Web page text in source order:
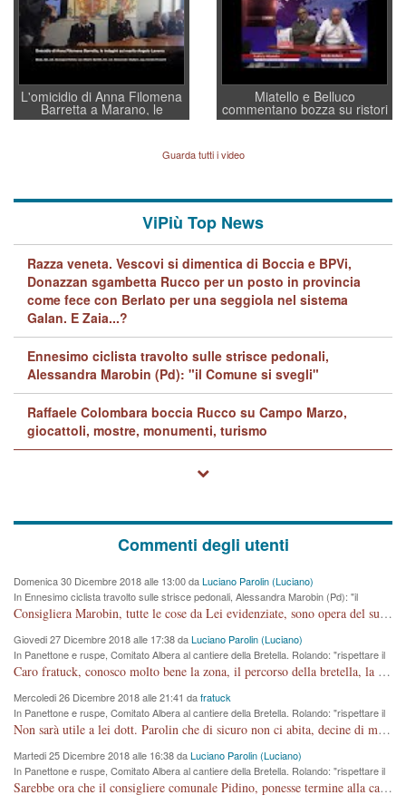
L'omicidio di Anna Filomena
Barretta a Marano, le
indagini dei carabinieri di
Lavarra: più avvincenti di
quelle di... Barbara D'Urso
Miatello e Belluco
commentano bozza su ristori
BPVi e Veneto Banca
Guarda tutti i video
ViPiù Top News
Razza veneta. Vescovi si dimentica di Boccia e BPVi,
Donazzan sgambetta Rucco per un posto in provincia
come fece con Berlato per una seggiola nel sistema
Galan. E Zaia...?
Ennesimo ciclista travolto sulle strisce pedonali,
Alessandra Marobin (Pd): "il Comune si svegli"
Raffaele Colombara boccia Rucco su Campo Marzo,
giocattoli, mostre, monumenti, turismo
Commenti degli utenti
Domenica 30 Dicembre 2018 alle 13:00 daLuciano Parolin (Luciano)
In Ennesimo ciclista travolto sulle strisce pedonali, Alessandra Marobin (Pd): "il
Comune si svegli"
Consigliera Marobin, tutte le cose da Lei evidenziate, sono opera del suo ex Assessore e compagno di Partito Antonio Marco Dalla Pozza Assessore alla "progettazione" di piste ciclabili e altre porcherie. A lui manderei il conto da saldare per incidenti e danni alle persone. E' ora che "finiamola." Avete perso rassegnatevi. qui IL SINDACO RUCCO NON C'ENTRA PER NIENTE. CAPITO!!!!!!!! Amen.
Giovedi 27 Dicembre 2018 alle 17:38 daLuciano Parolin (Luciano)
In Panettone e ruspe, Comitato Albera al cantiere della Bretella. Rolando: "rispettare il
cronoprogramma"
Caro fratuck, conosco molto bene la zona, il percorso della bretella, la situazione dei cittadini, abito in Viale Trento. A partire dal 2003 ho partecipato al Comitato di Maddalene pro bretella, e a riunioni propositive per apportare modifiche al progetto. Numerose mie foto del territorio sono arrivate a Roma, altri miei interventi (non graditi dalla Sx) sono stati pubblicati dal GdV, assieme ad altri come Ciro Asproso, ora favorevole alla bretella. Ho partecipato alla raccolta firme per la chiusura della strada x 5 giorni eseguita dal Sindaco Hullwech per sforamento 180 Micro/g. Pertanto come impegno per la tematica sono apposto con la coscienza. Ora il Progetto è partito, fine! Voglio dire che la nuova Giunta "comunale" non c'entra più. L'opera sarà "malauguratamente" eseguita, ma non con il mio placet. Il Consigliere Comunale dovrebbe capire che la campagna elettorale è finita, con buona pace di tutti. Quello che invece dovrebbe interessare è la proprietà della strada, dall'uscita autostradale Ovest, sino alla Rotatoria dell'Albara, vi sono tre possessori: Autostrade SpA; La Provincia, il Comune. Come la mettiamo per il futuro ? I costi, da 50 sono saliti a 100 milioni di € come dire 20 milioni a KM (!) da non credere. Comunque si farà. Ma nessuno canti Vittoria, anzi meglio non farne un ulteriore fatto "partitico" per questioni elettorali o di seggio. Se mi manda la sua mail, sono disponibile ad inviare i documenti e le foto sopra descritte. Con ossequi, Luciano Parolin
Mercoledi 26 Dicembre 2018 alle 21:41 dafratuck
In Panettone e ruspe, Comitato Albera al cantiere della Bretella. Rolando: "rispettare il
cronoprogramma"
Non sarà utile a lei dott. Parolin che di sicuro non ci abita, decine di migliaia di TIR, automobili e padroncini che passano quotidianamente per una strada appena rotabile, non è più possibile stendere i panni, attraversare la strada senza rischiare la morte, le case stanno crepando, i tempi sono cambiati e la bretella non passerà assolutamente per maddalene (ma cosa sta a dire?!), dia invece responsabilità a chi ha costruito tagliando la strada che doveva invece terminare a isola vicentina e non al moracchino lasciando Motta di Costabissara ancora in panne di traffico. I tempi sono cambiati dottore e se l'anagrafe della vita stagna nell'essere umano impressioni conservatrici, la società non le considera perchè va avanti, si industrializza e ha bisogno di infrastrutture e di sviluppo. Ultima considerazione, se è geloso di Rolando perchè vede in lui solo campagne politiche mentre si difendono i SOLI diritti dei cittadini, la preghiamo faccia considerazioni più appropriate. Saluti e complimenti per i suoi scritti.
Martedi 25 Dicembre 2018 alle 16:38 daLuciano Parolin (Luciano)
In Panettone e ruspe, Comitato Albera al cantiere della Bretella. Rolando: "rispettare il
cronoprogramma"
Sarebbe ora che il consigliere comunale Pidino, ponesse termine alla campagna elettorale nel territorio del suo seggio Villaggio del Sole. La tiraca è iniziata, distruggerà 6 km di prateria ovest della città, ricca di fonti e sorgenti d'acqua. I cittadini di Maddalene non avranno più Pace la notte. Molta colpa per la costruzione di questa Strada è proprio del signor Rolando,dei suoi gazebo mobili e che vuol far passare questa opera VANDALICA come progetto "utile" a chi ? Non è cosa seria sig. Rolando!